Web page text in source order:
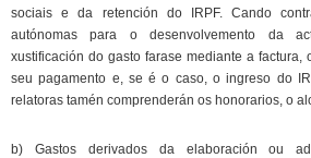
sociais e da retención do IRPF. Cando
autónomas para o desenvolvemento da
xustificación do gasto farase mediante a factura,
seu pagamento e, se é o caso, o ingreso do
relatoras tamén comprenderán os honorarios, o
b) Gastos derivados da elaboración ou